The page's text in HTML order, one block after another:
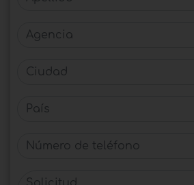
Agencia
Ciudad
País
Número de teléfono
Solicitud